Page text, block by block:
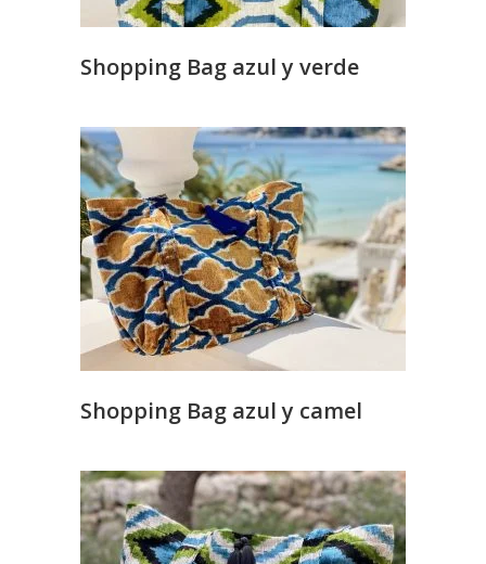
Shopping Bag azul y verde
Shopping Bag azul y camel